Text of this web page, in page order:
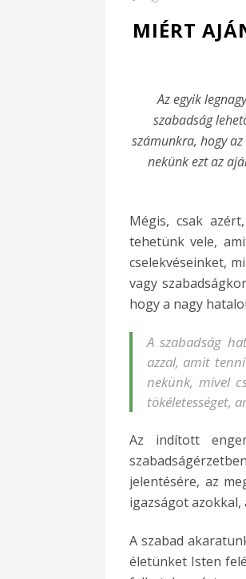
MIÉRT
Az egyik
szabadság
számunkra, hogy
nekünk ezt az
Mégis, csak
tehetünk vele,
cselekvéseinket,
vagy
hogy a nagy
A szabadság
azzal, amit
nekünk, mivel
tökéletességet,
Az indított
jelentésére, az
igazságot
A szabad
életünket Isten